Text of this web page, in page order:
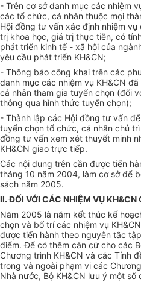
- Trên cơ sở danh mục các nhiệm
các tổ chức, cá nhân thuộc mọi
Hội đồng tư vấn xác định nhiệm
trị khoa học, giá trị thực tiễn, có
phát triển kinh tế - xã hội của
yêu cầu phát triển KH&CN;
- Thông báo công khai trên các
danh mục các nhiệm vụ KH&CN
cá nhân tham gia tuyển chọn (đối
thông qua hình thức tuyển chọn);
- Thành lập các Hội đồng tư vấn
tuyển chọn tổ chức, cá nhân chủ
đồng tư vấn xem xét thuyết minh
KH&CN giao trực tiếp.
Các nội dung trên cần được tiến
tháng 10 năm 2004, làm cơ sở để
sách năm 2005.
II. ĐỐI VỚI CÁC NHIỆM VỤ KH&CN
Năm 2005 là năm kết thúc kế
chọn và bố trí các nhiệm vụ
được tiến hành theo nguyên tắc
điểm. Để có thêm căn cứ cho các
Chương trình KH&CN và các Tỉnh
trong và ngoài phạm vi các
Nhà nước, Bộ KH&CN lưu ý một số